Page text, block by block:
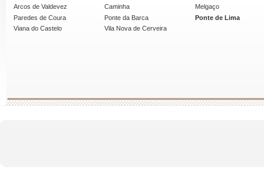
Arcos de Valdevez Caminha
Melgaço
Paredes de Coura
Ponte da Barca
Ponte de Lima
Viana do Castelo
Vila Nova de Cerveira